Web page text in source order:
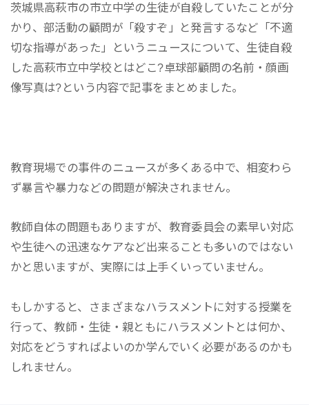
茨城県高萩市の市立中学の生徒が自殺していたことが分
かり、部活動の顧問が「殺すぞ」と発言するなど「不適
切な指導があった」というニュースについて、生徒自殺
した高萩市立中学校とはどこ?卓球部顧問の名前・顔画
像写真は?という内容で記事をまとめました。
教育現場での事件のニュースが多くある中で、相変わら
ず暴言や暴力などの問題が解決されません。
教師自体の問題もありますが、教育委員会の素早い対応
や生徒への迅速なケアなど出来ることも多いのではない
かと思いますが、実際には上手くいっていません。
もしかすると、さまざまなハラスメントに対する授業を
行って、教師・生徒・親ともにハラスメントとは何か、
対応をどうすればよいのか学んでいく必要があるのかも
しれません。